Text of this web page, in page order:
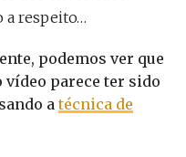
a respeito…
podemos ver que
vídeo parece ter sido
atécnica de